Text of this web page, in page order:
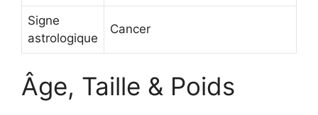
Signe
astrologique
Cancer
Âge, Taille & Poids